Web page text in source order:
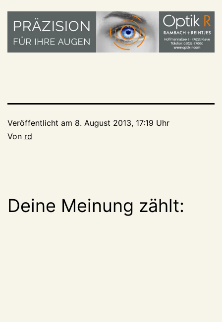
Veröffentlicht am 8. August 2013, 17:19 Uhr
Von rd
Deine Meinung zählt: